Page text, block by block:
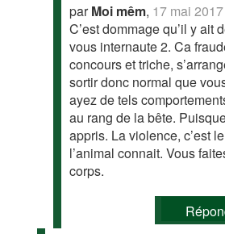
parMoi mêm, 17 mai
C’est dommage qu’il y ait
vous internaute 2. Ca
concours et triche,
sortir donc normal que
ayez de tels
au rang de la bête.
appris. La violence, c’est
l’animal connait. Vous
corps.